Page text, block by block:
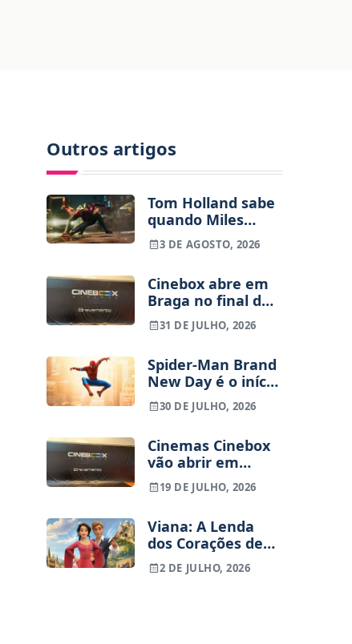
Outros artigos
Tom Holland sabe
quando Miles
Morales vai entrar
no MCU
3 DE AGOSTO, 2026
Cinebox abre em
Braga no final de
Setembro – Vai
haver sala IMAX?
31 DE JULHO, 2026
Spider-Man Brand
New Day é o início
de uma nova
trilogia? Tudo o
sobre o futuro do
Peter Parker de
Tom Holland
30 DE JULHO, 2026
Cinemas Cinebox
vão abrir em
Braga
19 DE JULHO, 2026
Viana: A Lenda
dos Corações de
Ouro, filme
animado
2 DE JULHO, 2026